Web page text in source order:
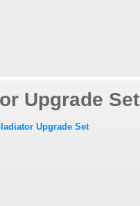
Upgrade Set
Upgrade Set